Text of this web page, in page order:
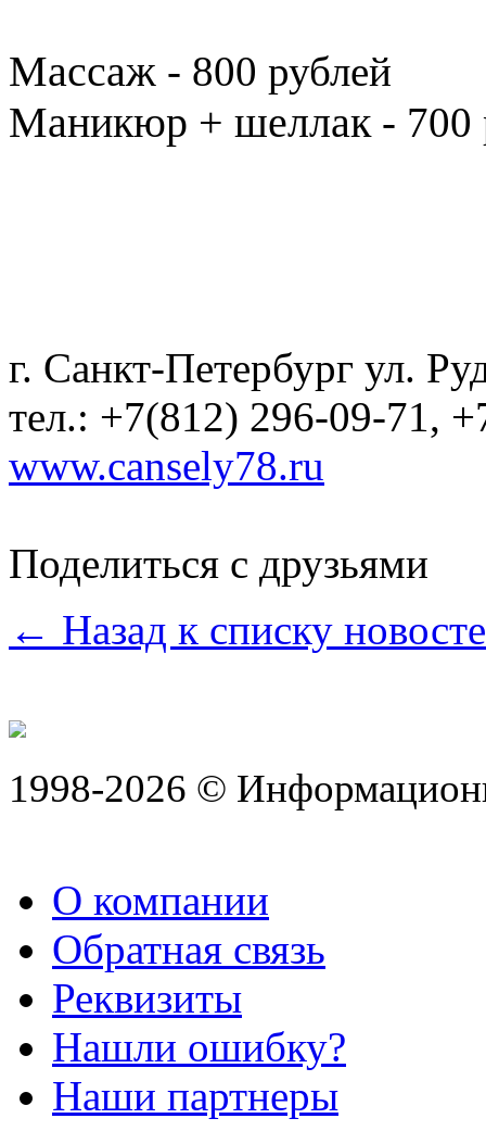
Массаж - 800 рублей
Маникюр + шеллак - 700
г. Санкт-Петербург ул.
тел.: +7(812) 296-09-71,
www.cansely78.ru
Поделиться с друзьями
← Назад к списку
1998-2026 ©
О компании
Обратная связь
Реквизиты
Нашли ошибку?
Наши партнеры